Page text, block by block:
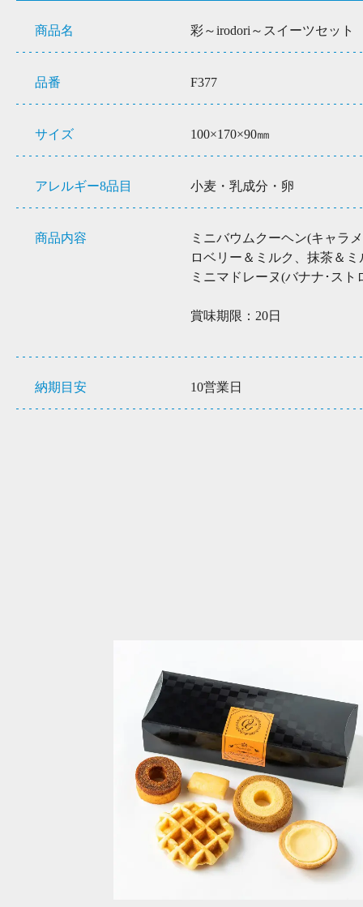
商品名 彩～irodori～スイーツセット
品番 F377
サイズ 100×170×90㎜
アレルギー8品目 小麦・乳成分・卵
商品内容
ミニバウムクーヘン(キャラ
ロベリー＆ミルク、抹茶＆ミ
ミニマドレーヌ(バナナ･スト
賞味期限：20日
納期目安 10営業日